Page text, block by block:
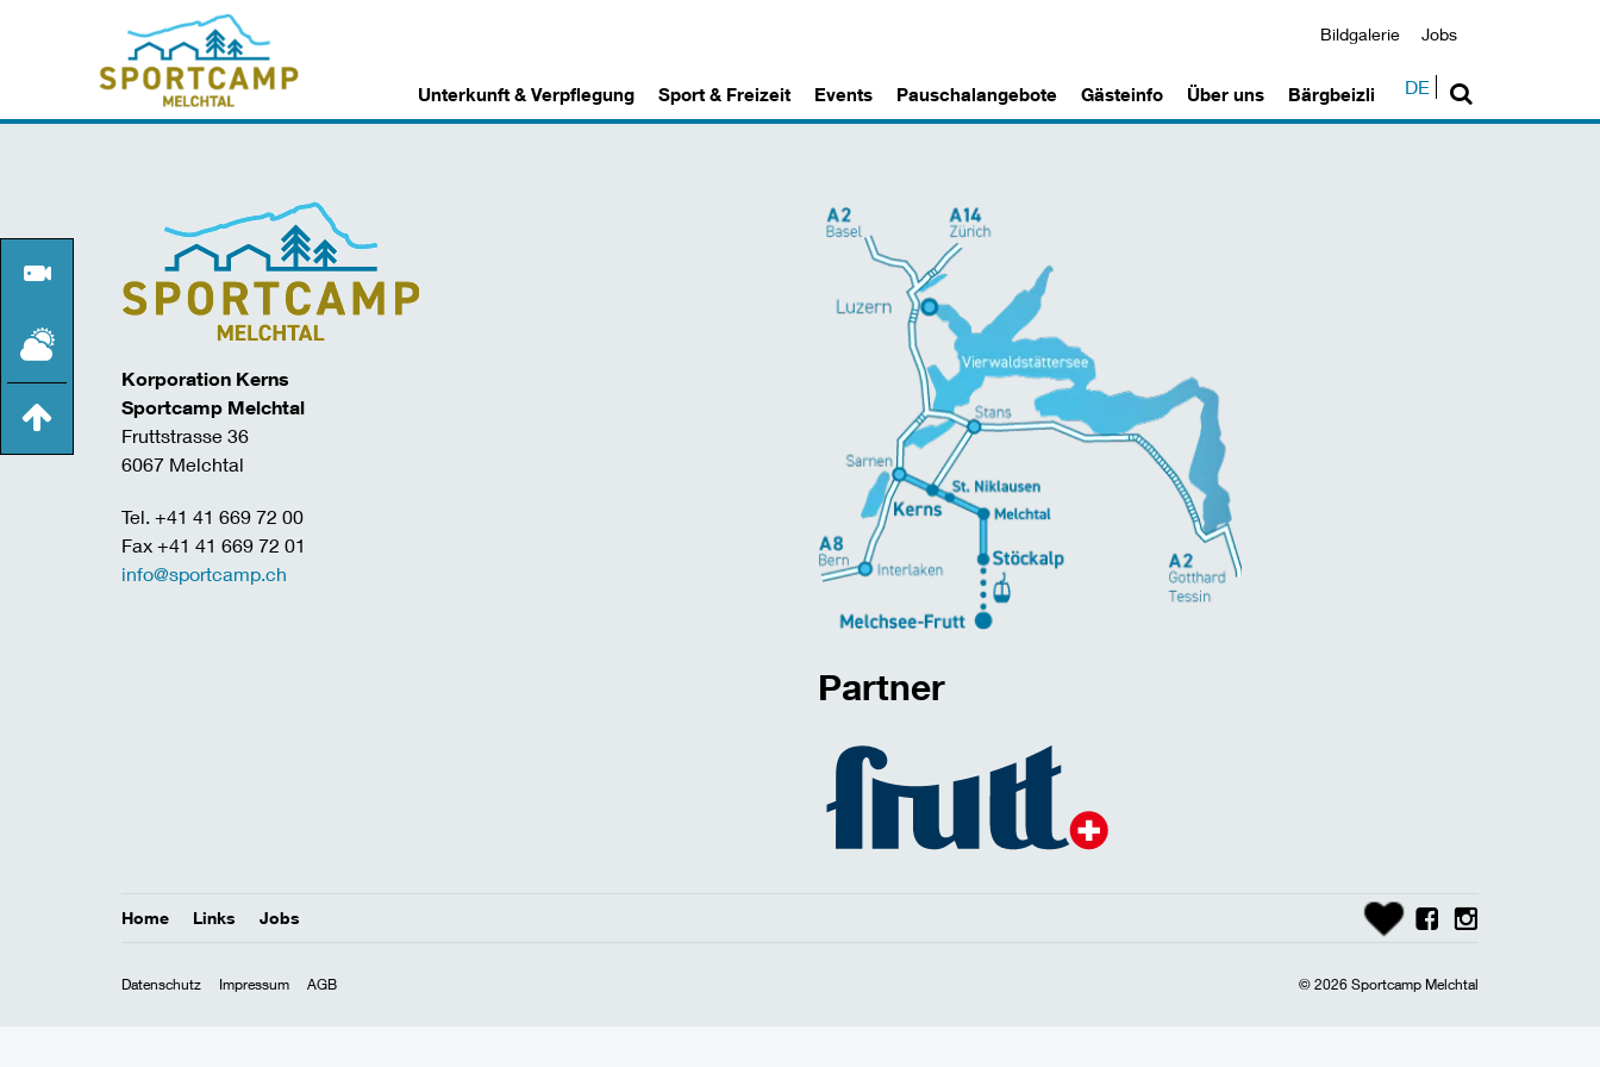
Bildgalerie Jobs
Unterkunft & Verpflegung Sport & Freizeit Events Pauschalangebote Gästeinfo Über uns Bärgbeizli DE
Korporation Kerns
Sportcamp Melchtal
Fruttstrasse 36
6067 Melchtal
Tel. +41 41 669 72 00
Fax +41 41 669 72 01
info@sportcamp.ch
Partner
Home Links Jobs
Datenschutz Impressum AGB © 2026 Sportcamp Melchtal